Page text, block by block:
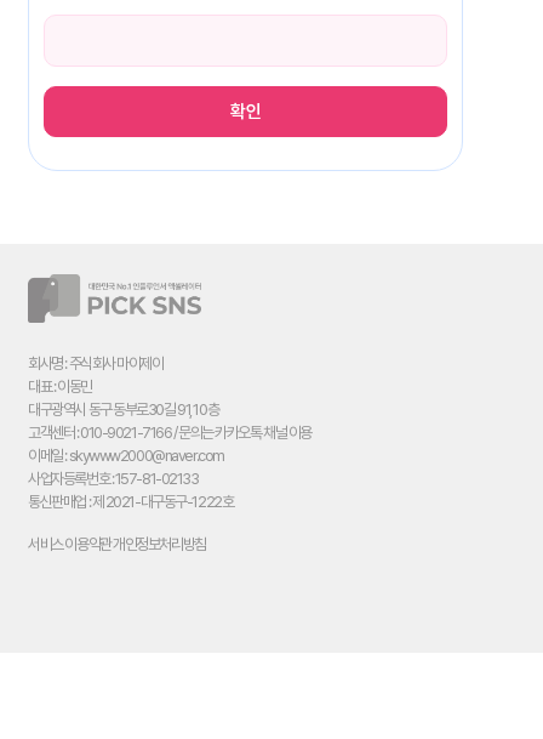
확인
회사명 : 주식회사 마이제이
대표 : 이동민
대구광역시 동구 동부로30길 91, 10층
고객센터 : 010-9021-7166 / 문의는 카카오톡 채널 이용
이메일 : skywww2000@naver.com
사업자등록번호 : 157-81-02133
통신판매업 : 제 2021-대구동구-1222호
서비스 이용약관개인정보처리방침